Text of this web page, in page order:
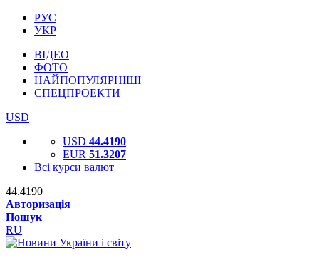
РУС
УКР
ВІДЕО
ФОТО
НАЙПОПУЛЯРНІШІ
СПЕЦПРОЕКТИ
USD
USD 44.4190
EUR 51.3207
Всі курси валют
44.4190
Авторизація
Пошук
RU